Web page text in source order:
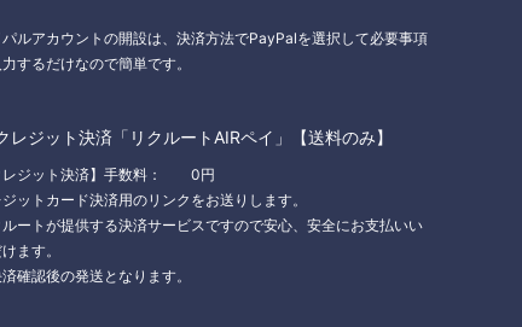
ルアカウントの開設は、決済方法でPayPalを選択して必要事項
するだけなので簡単です。
レジット決済「リクルートAIRペイ」【送料のみ】
レジット決済】手数料： 0円
ットカード決済用のリンクをお送りします。
ルートが提供する決済サービスですので安心、安全にお支払いい
ます。
確認後の発送となります。